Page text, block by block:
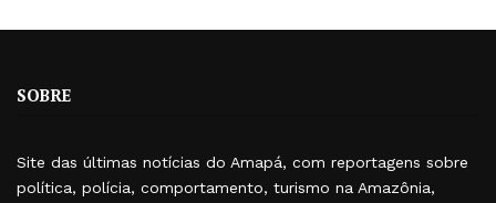
SOBRE
Site das últimas notícias do Amapá, com reportagens sobre
política, polícia, comportamento, turismo na Amazônia,